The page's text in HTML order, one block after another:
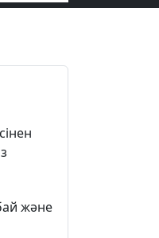
және